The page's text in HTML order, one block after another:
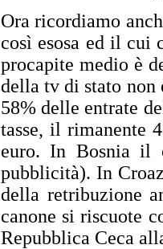
Ora ricordiamo
così esosa ed il cui
procapite medio è
della tv di stato non
58% delle entrate
tasse, il rimanente
euro. In Bosnia il
pubblicità). In
della retribuzione
canone si riscuote
Repubblica Ceca